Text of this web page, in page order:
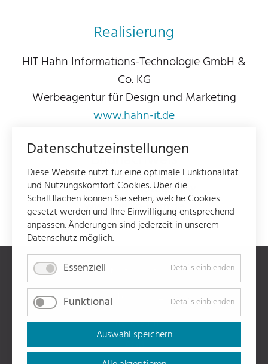
Realisierung
HIT Hahn Informations-Technologie GmbH &
Co. KG
Werbeagentur für Design und Marketing
www.hahn-it.de
Bildnachweis
Heiko Keim Photography
www.heiko-keim.de
Navigation
überspringen
Kontakt & Anfahrt
Datenschutz
Impressum
AGB
Datenschutzeinstellungen
Diese Website nutzt für eine optimale Funktionalität
und Nutzungskomfort Cookies. Über die
Schaltflächen können Sie sehen, welche Cookies
gesetzt werden und Ihre Einwilligung entsprechend
anpassen. Änderungen sind jederzeit in unserem
Datenschutz möglich.
Essenziell Details einblenden
Funktional Details einblenden
Auswahl speichern